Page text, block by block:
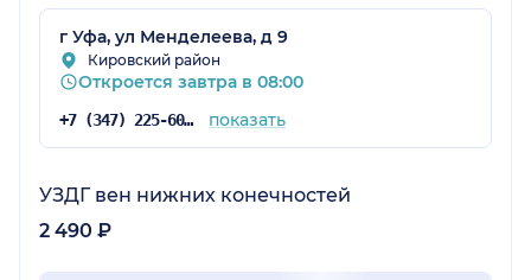
г Уфа, ул Менделеева, д 9
Кировский район
Откроется завтра в 08:00
+7 (347) 225-60-84 показать
УЗДГ вен нижних конечностей
2 490 ₽